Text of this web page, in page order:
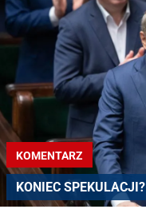
KOMENTARZ
KONIEC SPEKULACJI?